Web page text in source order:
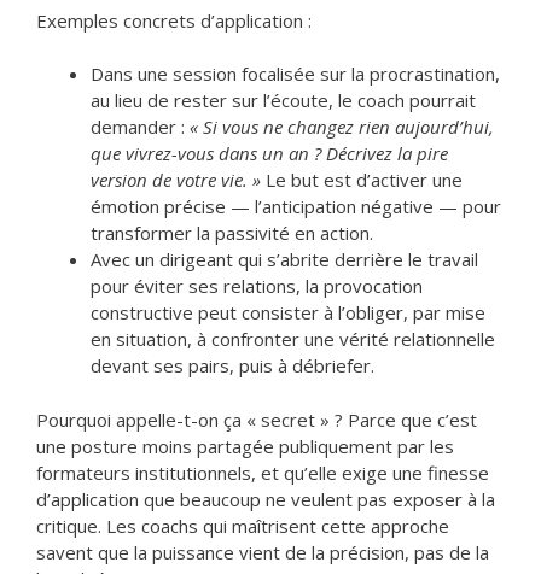
Exemples concrets d’application :
Dans une session focalisée sur la procrastination,
au lieu de rester sur l’écoute, le coach pourrait
demander : « Si vous ne changez rien aujourd’hui,
que vivrez-vous dans un an ? Décrivez la pire
version de votre vie. » Le but est d’activer une
émotion précise — l’anticipation négative — pour
transformer la passivité en action.
Avec un dirigeant qui s’abrite derrière le travail
pour éviter ses relations, la provocation
constructive peut consister à l’obliger, par mise
en situation, à confronter une vérité relationnelle
devant ses pairs, puis à débriefer.
Pourquoi appelle-t-on ça « secret » ? Parce que c’est
une posture moins partagée publiquement par les
formateurs institutionnels, et qu’elle exige une finesse
d’application que beaucoup ne veulent pas exposer à la
critique. Les coachs qui maîtrisent cette approche
savent que la puissance vient de la précision, pas de la